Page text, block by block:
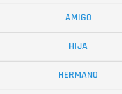
AMIGO
HIJA
HERMANO